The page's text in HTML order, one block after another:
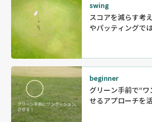
swing
スコアを減らす考
やパッティングで
beginner
グリーン手前で“
せるアプローチを